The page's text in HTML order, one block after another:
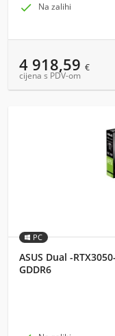
 Na zalihi
4 918,59 €
cijena s PDV-om
PC
ASUS Dual -
GDDR6